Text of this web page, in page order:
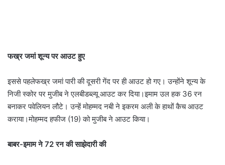
फख्र जमां शून्य पर आउट हुए
इससे पहलेफख्र जमां पारी की दूसरी गेंद पर ही आउट हो गए। उन्होंने शून्य के
निजी स्कोर पर मुजीब ने एलबीडब्ल्यू आउट कर दिया।इमाम उल हक 36 रन
बनाकर पवेलियन लौटे। उन्हें मोहम्मद नबी ने इकरम अली के हाथों कैच आउट
कराया।मोहम्मद हफीज (19) को मुजीब ने आउट किया।
बाबर-इमाम ने 72 रन की साझेदारी की